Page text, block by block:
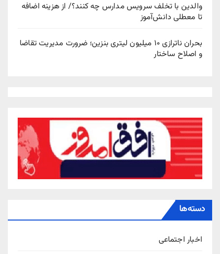
والدین با تخلف سرویس مدارس چه کنند؟/ از هزینه اضافه
تا معطلی دانش‌آموز
بحران ناترازی ۱۰ میلیون لیتری بنزین؛ ضرورت مدیریت تقاضا
و اصلاح ساختار
دسته‌ها
اخبار اجتماعی